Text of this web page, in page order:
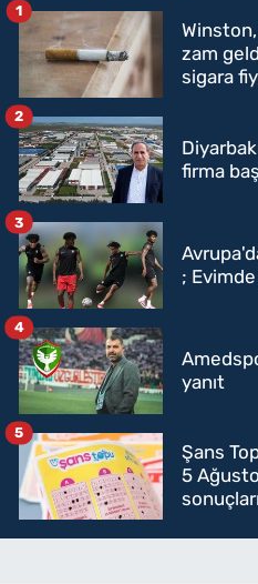
zam
sigara
1
firma
2
;
3
yanıt
4
Şans
5
5